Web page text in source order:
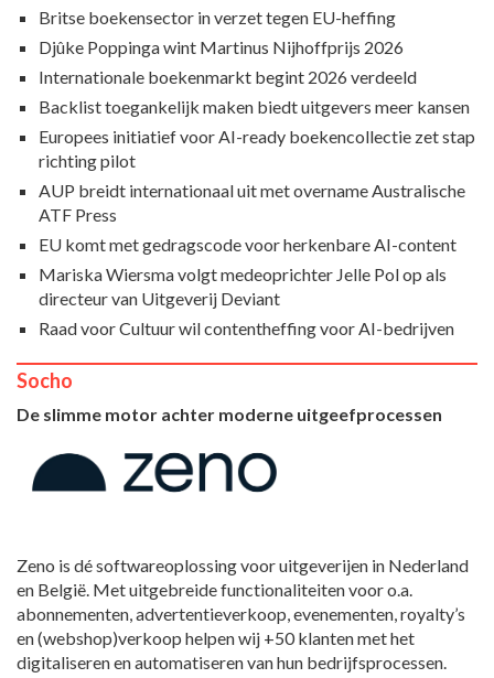
Britse boekensector in verzet tegen EU-heffing
Djûke Poppinga wint Martinus Nijhoffprijs 2026
Internationale boekenmarkt begint 2026 verdeeld
Backlist toegankelijk maken biedt uitgevers meer kansen
Europees initiatief voor AI-ready boekencollectie zet stap
richting pilot
AUP breidt internationaal uit met overname Australische
ATF Press
EU komt met gedragscode voor herkenbare AI-content
Mariska Wiersma volgt medeoprichter Jelle Pol op als
directeur van Uitgeverij Deviant
Raad voor Cultuur wil contentheffing voor AI-bedrijven
Socho
De slimme motor achter moderne uitgeefprocessen
Zeno is dé softwareoplossing voor uitgeverijen in Nederland
en België. Met uitgebreide functionaliteiten voor o.a.
abonnementen, advertentieverkoop, evenementen, royalty’s
en (webshop)verkoop helpen wij +50 klanten met het
digitaliseren en automatiseren van hun bedrijfsprocessen.